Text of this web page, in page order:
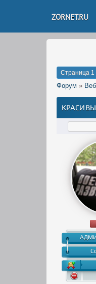
ZORNET.RU
Страница 1
Форум »